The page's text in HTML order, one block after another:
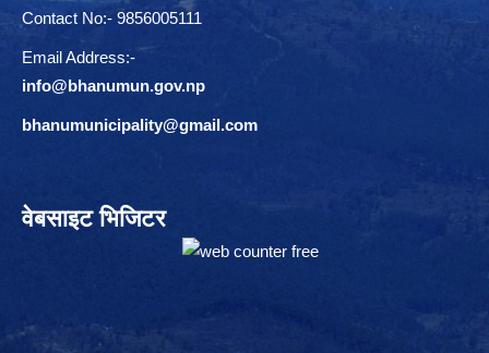
Contact No:- 9856005111
Email Address:-
info@bhanumun.gov.np
bhanumunicipality@gmail.com
वेबसाइट भिजिटर